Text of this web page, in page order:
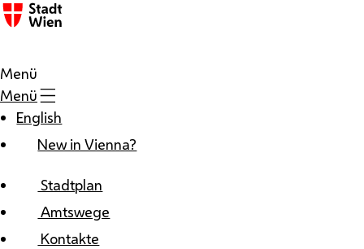
Zum Inhalt
Menü
Menü
English
New in Vienna?
Stadtplan
Amtswege
Kontakte